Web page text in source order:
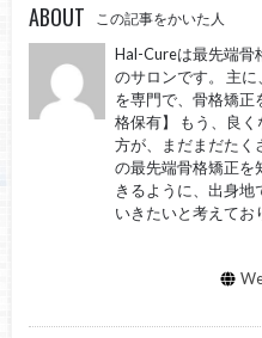
ABOUT この記事をかいた人
Hal-Cureは最先端骨
のサロンです。 主
を専門で、骨格矯正
格保有】 もう、良
方が、まだまだたく
の最先端骨格矯正を
きるように、出身
いきたいと考えてお